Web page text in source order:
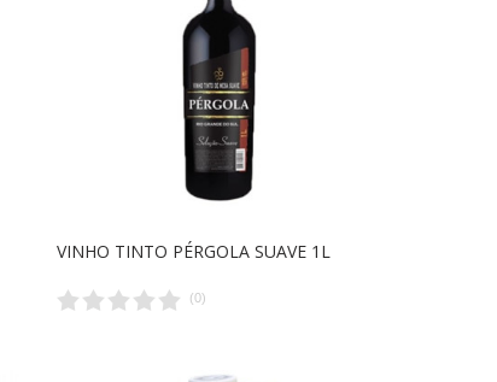
VINHO TINTO PÉRGOLA SUAVE 1L
(0)